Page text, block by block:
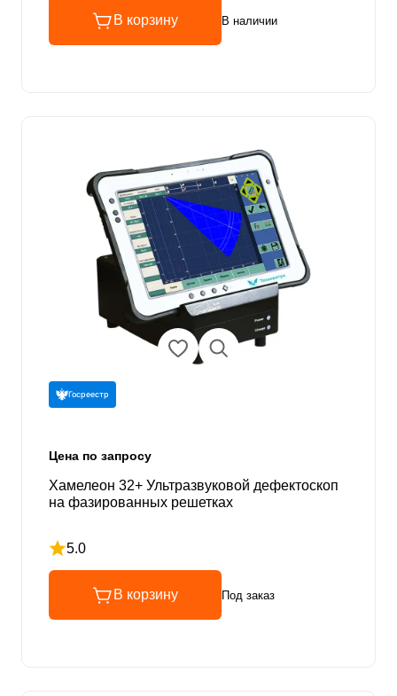
В корзину В наличии
Госреестр
Цена по запросу
Хамелеон 32+ Ультразвуковой дефектоскоп
на фазированных решетках
5.0
Рейтинг 5 из 5
В корзину Под заказ